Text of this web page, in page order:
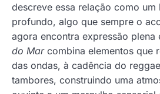
descreve essa relação como um
profundo, algo que sempre o
agora encontra expressão plena
do Marcombina elementos que
das ondas, à cadência do
tambores, construindo uma